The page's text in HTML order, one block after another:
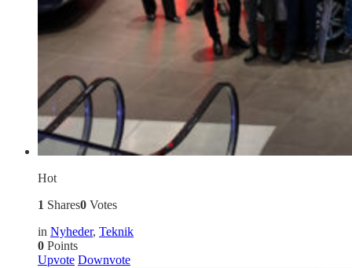
Hot
1 Shares0 Votes
in Nyheder, Teknik
0 Points
Upvote Downvote